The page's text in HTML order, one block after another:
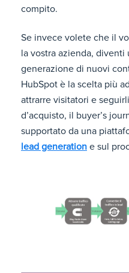
compito.
Se invece volete che il
la vostra azienda,
generazione di nuovi
HubSpot è la scelta più
attrarre visitatori e
d’acquisto, il buyer’s
supportato da una
lead generation e sul